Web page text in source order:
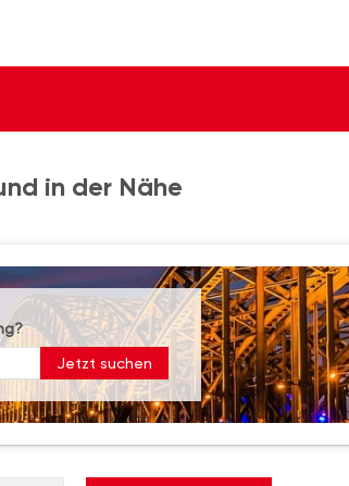
in der Nähe
Jetzt suchen